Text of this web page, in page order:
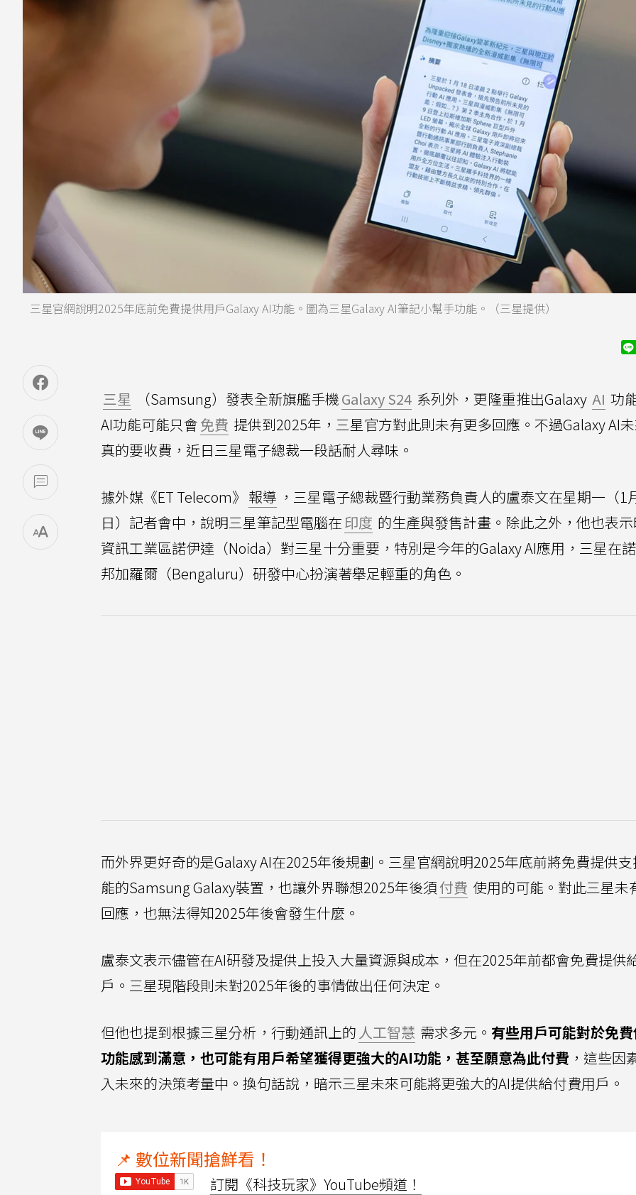
三星官網說明2025年底前免費提供用戶Galaxy AI功能。圖為三星Galaxy AI筆記小幫手功能。（三星提供）
三星 （Samsung）發表全新旗艦手機Galaxy S24 系列外，更隆重推出Galaxy AI 功
AI功能可能只會免費 提供到2025年，三星官方對此則未有更多回應。不過Galaxy AI
真的要收費，近日三星電子總裁一段話耐人尋味。
據外媒《ET Telecom》 報導 ，三星電子總裁暨行動業務負責人的盧泰文在星期一（1
日）記者會中，說明三星筆記型電腦在印度 的生產與發售計畫。除此之外，他也表
資訊工業區諾伊達（Noida）對三星十分重要，特別是今年的Galaxy AI應用，三星在
邦加羅爾（Bengaluru）研發中心扮演著舉足輕重的角色。
而外界更好奇的是Galaxy AI在2025年後規劃。三星官網說明2025年底前將免費提供
能的Samsung Galaxy裝置，也讓外界聯想2025年後須付費 使用的可能。對此三星未
回應，也無法得知2025年後會發生什麼。
盧泰文表示儘管在AI研發及提供上投入大量資源與成本，但在2025年前都會免費提供
戶。三星現階段則未對2025年後的事情做出任何決定。
但他也提到根據三星分析，行動通訊上的 人工智慧 需求多元。 有些用戶可能對於免
功能感到滿意，也可能有用戶希望獲得更強大的AI功能，甚至願意為此付費 ，這些因
入未來的決策考量中。換句話說，暗示三星未來可能將更強大的AI提供給付費用戶。
📌 數位新聞搶鮮看！
訂閱《科技玩家》YouTube頻道！